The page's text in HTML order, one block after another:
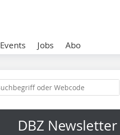
Events Jobs Abo
DBZ Newsletter